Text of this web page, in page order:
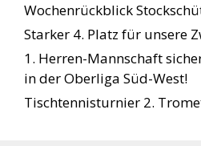
Wochenrückblick
Starker 4. Platz für unsere
1. Herren-Mannschaft
in der Oberliga Süd-West!
Tischtennisturnier 2.